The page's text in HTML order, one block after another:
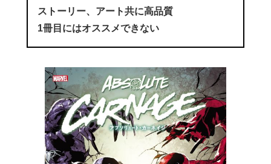
ストーリー、アート共に高品質
1冊目にはオススメできない